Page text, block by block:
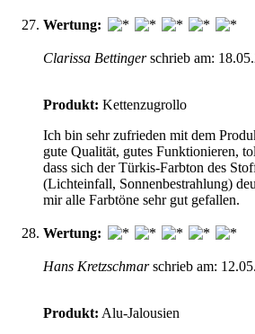
Wertung:
Clarissa Bettinger schrieb am:
Produkt: Kettenzugrollo
Ich bin sehr zufrieden mit dem
gute Qualität, gutes Funktionieren,
dass sich der Türkis-Farbton des
(Lichteinfall, Sonnenbestrahlung)
mir alle Farbtöne sehr gut gefallen.
Wertung:
Hans Kretzschmar schrieb am:
Produkt: Alu-Jalousien